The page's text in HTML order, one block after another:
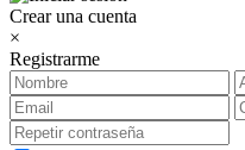
Crear una cuenta
×
Registrarme